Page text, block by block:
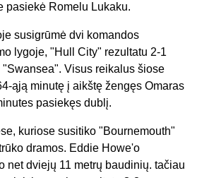
pasiekė Romelu Lukaku.
susigrūmė dvi komandos
lygoje, "Hull City" rezultatu 2-1
Visus reikalus šiose
ąją minutę į aikštę žengęs Omaras
pasiekęs dublį.
kuriose susitiko "Bournemouth"
dramos. Eddie Howe'o
net dviejų 11 metrų baudinių. tačiau